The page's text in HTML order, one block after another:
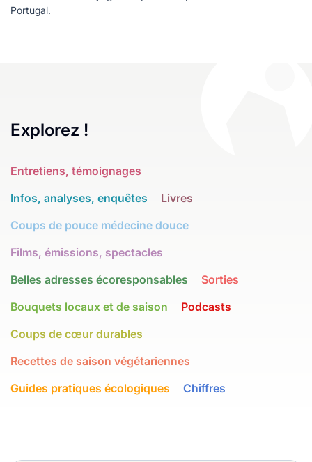
Portugal.
Explorez !
Entretiens, témoignages
Infos, analyses, enquêtes
Livres
Coups de pouce médecine douce
Films, émissions, spectacles
Belles adresses écoresponsables
Sorties
Bouquets locaux et de saison
Podcasts
Coups de cœur durables
Recettes de saison végétariennes
Guides pratiques écologiques
Chiffres